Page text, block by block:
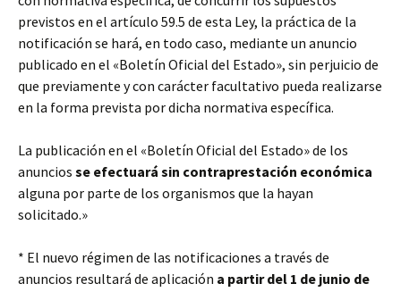
previstos en el artículo 59.5 de esta Ley, la práctica de la
notificación se hará, en todo caso, mediante un anuncio
publicado en el «Boletín Oficial del Estado», sin perjuicio de
que previamente y con carácter facultativo pueda realizarse
en la forma prevista por dicha normativa específica.
La publicación en el «Boletín Oficial del Estado» de los
anuncios se efectuará sin contraprestación económica
alguna por parte de los organismos que la hayan
solicitado.»
* El nuevo régimen de las notificaciones a través de
anuncios resultará de aplicación a partir del 1 de junio de